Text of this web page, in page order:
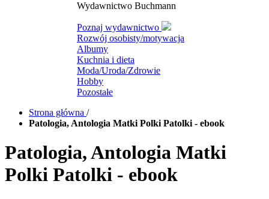
Wydawnictwo Buchmann
Poznaj wydawnictwo
Rozwój osobisty/motywacja
Albumy
Kuchnia i dieta
Moda/Uroda/Zdrowie
Hobby
Pozostałe
Strona główna /
Patologia, Antologia Matki Polki Patolki - ebook
Patologia, Antologia Matki
Polki Patolki - ebook